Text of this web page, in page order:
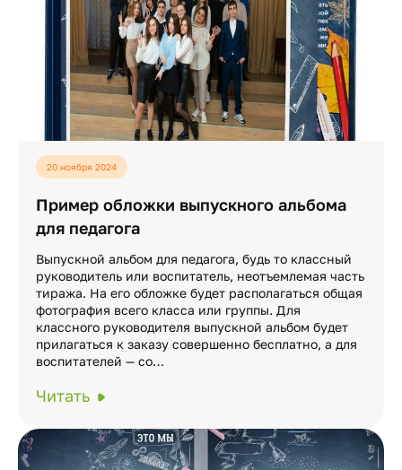
20 ноября 2024
Пример обложки выпускного альбома
для педагога
Выпускной альбом для педагога, будь то классный
руководитель или воспитатель, неотъемлемая часть
тиража. На его обложке будет располагаться общая
фотография всего класса или группы. Для
классного руководителя выпускной альбом будет
прилагаться к заказу совершенно бесплатно, а для
воспитателей — со…
Читать